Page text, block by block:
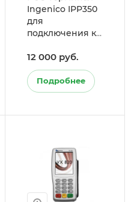
ККТ
Ingenico IPP350
для
подключения к
(эквайринг) (Б/
У)
12 000 руб.
Подробнее